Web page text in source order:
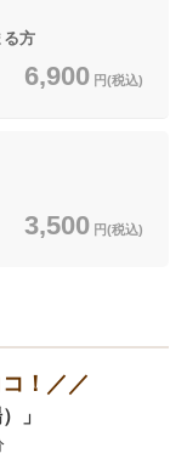
方
6,900 円(税込)
3,500 円(税込)
！／／
」